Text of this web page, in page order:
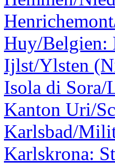
Huy/Belgien:
Ijlst/Ylsten
Isola di
Kanton Uri/
Karlsbad/
Karlskrona: